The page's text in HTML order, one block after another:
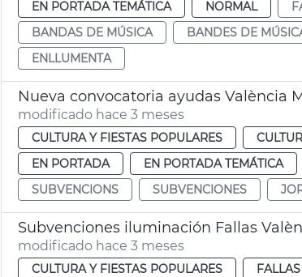
EN PORTADA TEMÁTICA
NORMAL
BANDAS DE MÚSICA
BANDES DE
ENLLUMENTA
Nueva convocatoria ayudas València
modificado hace 3 meses
CULTURA Y FIESTAS POPULARES
EN PORTADA
EN PORTADA TEMÁTICA
SUBVENCIONS
SUBVENCIONES
Subvenciones iluminación Fallas
modificado hace 3 meses
CULTURA Y FIESTAS POPULARES FALLAS